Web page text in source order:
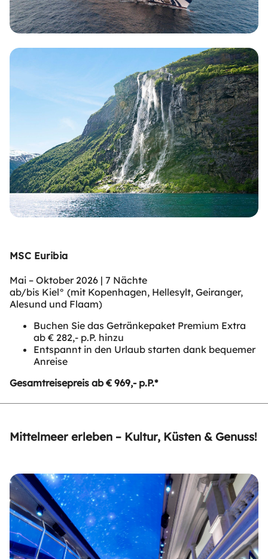
MSC Euribia
Mai – Oktober 2026 | 7 Nächte
ab/bis Kiel° (mit Kopenhagen, Hellesylt, Geiranger,
Alesund und Flaam)
Buchen Sie das Getränkepaket Premium Extra
ab € 282,- p.P. hinzu
Entspannt in den Urlaub starten dank bequemer
Anreise
Gesamtreisepreis ab € 969,- p.P.*
Mittelmeer erleben – Kultur, Küsten & Genuss!